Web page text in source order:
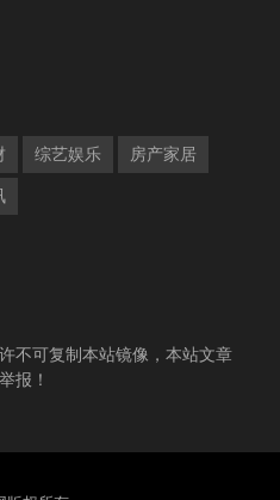
综艺娱乐 房产家居
不可复制本站镜像，本站文章
报！